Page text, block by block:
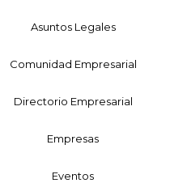
Asuntos Legales
Comunidad Empresarial
Directorio Empresarial
Empresas
Eventos